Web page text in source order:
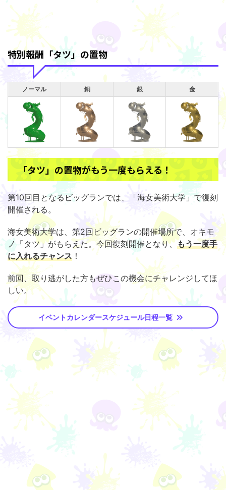
特別報酬「タツ」の置物
ノーマル 銅 銀 金
「タツ」の置物がもう一度もらえる！
第10回目となるビッグランでは、「海女美術大学」で復刻
開催される。
海女美術大学は、第2回ビッグランの開催場所で、オキモ
ノ「タツ」がもらえた。今回復刻開催となり、 もう一度手
に入れるチャンス ！
前回、取り逃がした方もぜひこの機会にチャレンジしてほ
しい。
イベントカレンダースケジュール日程一覧